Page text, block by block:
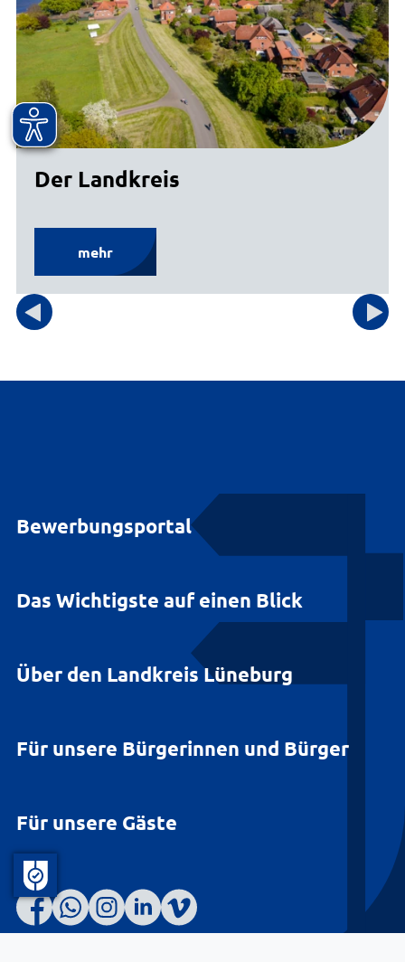
Der Landkreis
mehr
Bewerbungsportal
Das Wichtigste auf einen Blick
Über den Landkreis Lüneburg
Für unsere Bürgerinnen und Bürger
Für unsere Gäste